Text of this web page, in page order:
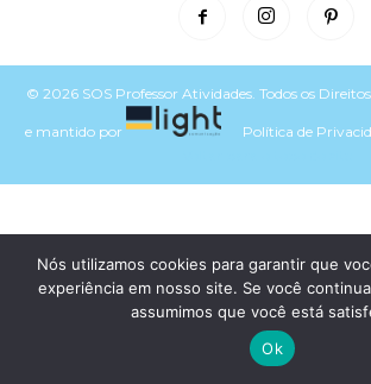
© 2026 SOS Professor Atividades. Todos os
e mantido por Política de
Nós utilizamos cookies para garantir que
experiência em nosso site. Se você
assumimos que você está
Ok